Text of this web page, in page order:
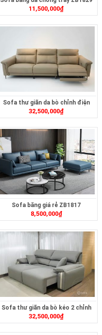
11,500,000₫
Sofa thư giãn da bò chỉnh điện
ZT270
32,500,000₫
Sofa băng giá rẻ ZB1817
8,500,000₫
Sofa thư giãn da bò kéo 2 chỉnh
điện ZT2616A
32,500,000₫